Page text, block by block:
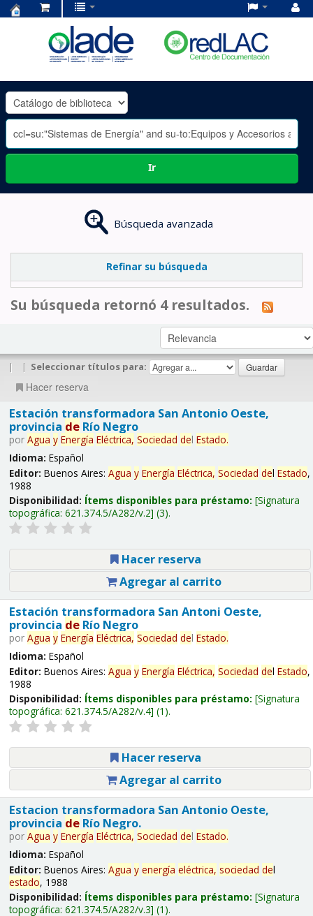
OLADE
-
Ir
Búsqueda avanzada
Refinar su búsqueda
Su búsqueda retornó 4 resultados.
| | Seleccionar títulos para:
Hacer reserva
Estación transformadora San Antonio Oeste,
provincia deRío Negro
por Agua y Energía Eléctrica, Sociedad del Estado.
Idioma: Español
Editor: Buenos Aires: Agua y Energía Eléctrica, Sociedad del Estado,
1988
Disponibilidad: Ítems disponibles para préstamo: Signatura
topográfica: 621.374.5/A282/v.2 (3).
Hacer reserva
Agregar al carrito
Estación transformadora San Antoni Oeste,
provincia deRío Negro
por Agua y Energía Eléctrica, Sociedad del Estado.
Idioma: Español
Editor: Buenos Aires: Agua y Energía Eléctrica, Sociedad del Estado,
1988
Disponibilidad: Ítems disponibles para préstamo: Signatura
topográfica: 621.374.5/A282/v.4 (1).
Hacer reserva
Agregar al carrito
Estacion transformadora San Antonio Oeste,
provincia deRío Negro.
por Agua y Energía Eléctrica, Sociedad del Estado.
Idioma: Español
Editor: Buenos Aires: Agua y energía eléctrica, sociedad del
estado, 1988
Disponibilidad: Ítems disponibles para préstamo: Signatura
topográfica: 621.374.5/A282/v.3 (1).